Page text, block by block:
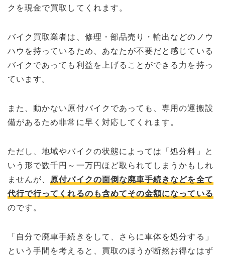
クを現金で買取してくれます。
バイク買取業者は、修理・部品売り・輸出などのノウ
ハウを持っているため、あなたが不要だと感じている
バイクであっても利益を上げることができる力を持っ
ています。
また、動かない原付バイクであっても、専用の運搬設
備があるため非常に早く対応してくれます。
ただし、地域やバイクの状態によっては「処分料」と
いう形で数千円～一万円ほど取られてしまうかもしれ
ませんが、 原付バイクの面倒な廃車手続きなどを全て
代行で行ってくれるのも含めてその金額になっている
のです。
「自分で廃車手続きをして、さらに車体を処分する」
という手間を考えると、買取のほうが断然お得なはず